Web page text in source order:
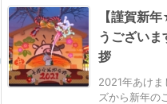
【謹賀新
うござい
拶
2021年あけま
ズから新年の